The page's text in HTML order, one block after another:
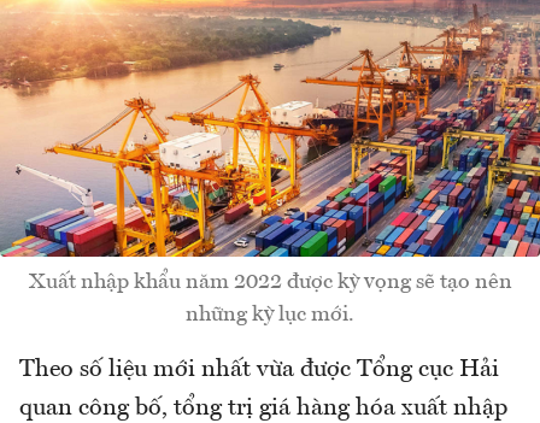
Xuất nhập khẩu năm 2022 được kỳ vọng sẽ tạo nên
những kỳ lục mới.
Theo số liệu mới nhất vừa được Tổng cục Hải
quan công bố, tổng trị giá hàng hóa xuất nhập